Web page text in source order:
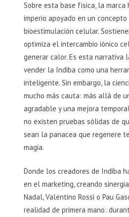
Sobre esta base física, la marca
imperio apoyado en un
bioestimulación celular.
optimiza el intercambio iónico
generar calor. Es esta narrativa
vender la Indiba como una
inteligente. Sin embargo, la
mucho más cauta: más allá de
agradable y una mejora
no existen pruebas sólidas de
sean la panacea que regenere
magia.
Donde los creadores de Indiba
en el marketing, creando
Nadal, Valentino Rossi o Pau
realidad de primera mano: